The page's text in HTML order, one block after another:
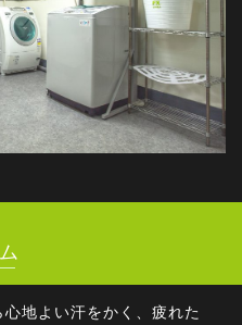
地よい汗をかく、疲れた